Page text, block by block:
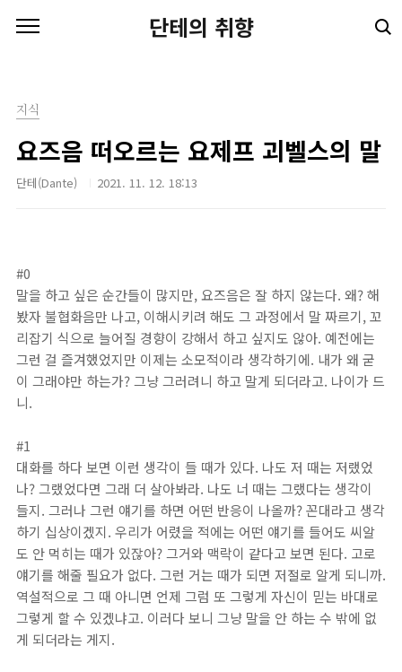
단테의 취향
지식
요즈음 떠오르는 요제프 괴벨스의 말
단테(Dante) 2021. 11. 12. 18:13
#0
말을 하고 싶은 순간들이 많지만, 요즈음은 잘 하지 않는다. 왜? 해
봤자 불협화음만 나고, 이해시키려 해도 그 과정에서 말 짜르기, 꼬
리잡기 식으로 늘어질 경향이 강해서 하고 싶지도 않아. 예전에는
그런 걸 즐겨했었지만 이제는 소모적이라 생각하기에. 내가 왜 굳
이 그래야만 하는가? 그냥 그러려니 하고 말게 되더라고. 나이가 드
니.
#1
대화를 하다 보면 이런 생각이 들 때가 있다. 나도 저 때는 저랬었
나? 그랬었다면 그래 더 살아봐라. 나도 너 때는 그랬다는 생각이
들지. 그러나 그런 얘기를 하면 어떤 반응이 나올까? 꼰대라고 생각
하기 십상이겠지. 우리가 어렸을 적에는 어떤 얘기를 들어도 씨알
도 안 먹히는 때가 있잖아? 그거와 맥락이 같다고 보면 된다. 고로
얘기를 해줄 필요가 없다. 그런 거는 때가 되면 저절로 알게 되니까.
역설적으로 그 때 아니면 언제 그럼 또 그렇게 자신이 믿는 바대로
그렇게 할 수 있겠냐고. 이러다 보니 그냥 말을 안 하는 수 밖에 없
게 되더라는 게지.